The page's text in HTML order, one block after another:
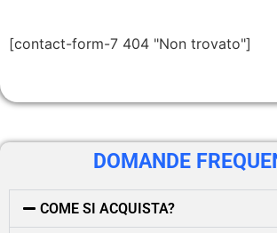
[contact-form-7 404 "Non trovato"]
DOMANDE
COME SI ACQUISTA?